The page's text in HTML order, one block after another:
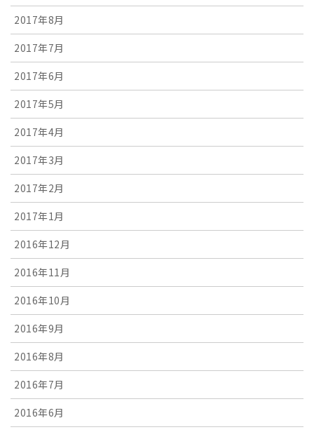
2017年8月
2017年7月
2017年6月
2017年5月
2017年4月
2017年3月
2017年2月
2017年1月
2016年12月
2016年11月
2016年10月
2016年9月
2016年8月
2016年7月
2016年6月